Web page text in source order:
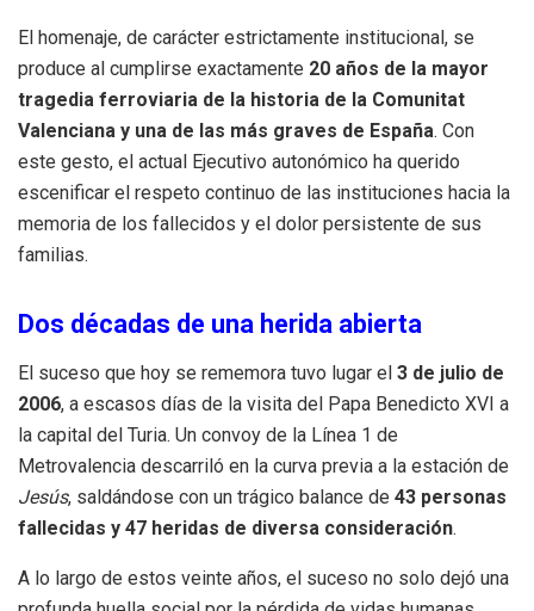
El homenaje, de carácter estrictamente institucional, se
produce al cumplirse exactamente 20 años de la mayor
tragedia ferroviaria de la historia de la Comunitat
Valenciana y una de las más graves de España. Con
este gesto, el actual Ejecutivo autonómico ha querido
escenificar el respeto continuo de las instituciones hacia la
memoria de los fallecidos y el dolor persistente de sus
familias.
Dos décadas de una herida abierta
El suceso que hoy se rememora tuvo lugar el 3 de julio de
2006, a escasos días de la visita del Papa Benedicto XVI a
la capital del Turia. Un convoy de la Línea 1 de
Metrovalencia descarriló en la curva previa a la estación de
Jesús, saldándose con un trágico balance de 43 personas
fallecidas y 47 heridas de diversa consideración.
A lo largo de estos veinte años, el suceso no solo dejó una